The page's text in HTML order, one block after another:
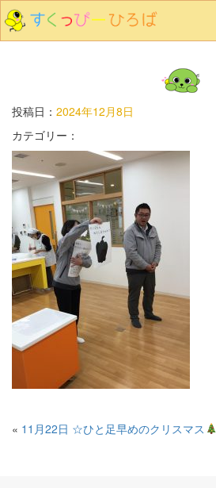
投稿日： 2024年12月8日
カテゴリー：
« 11月22日 ☆ひと足早めのクリスマス